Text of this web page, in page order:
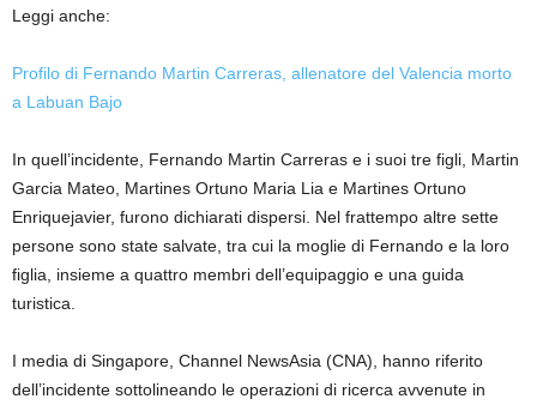
Leggi anche:
Profilo di Fernando Martin Carreras, allenatore del Valencia morto
a Labuan Bajo
In quell’incidente, Fernando Martin Carreras e i suoi tre figli, Martin
Garcia Mateo, Martines Ortuno Maria Lia e Martines Ortuno
Enriquejavier, furono dichiarati dispersi. Nel frattempo altre sette
persone sono state salvate, tra cui la moglie di Fernando e la loro
figlia, insieme a quattro membri dell’equipaggio e una guida
turistica.
I media di Singapore, Channel NewsAsia (CNA), hanno riferito
dell’incidente sottolineando le operazioni di ricerca avvenute in